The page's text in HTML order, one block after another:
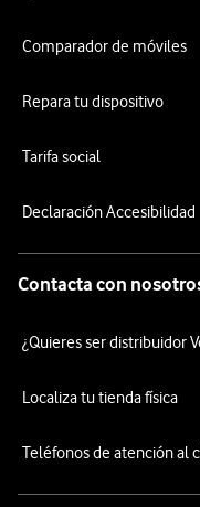
Comparador de móviles
Repara tu dispositivo
Tarifa social
Declaración Accesibilidad
Contacta con
¿Quieres ser distribuidor
Localiza tu tienda física
Teléfonos de atención al